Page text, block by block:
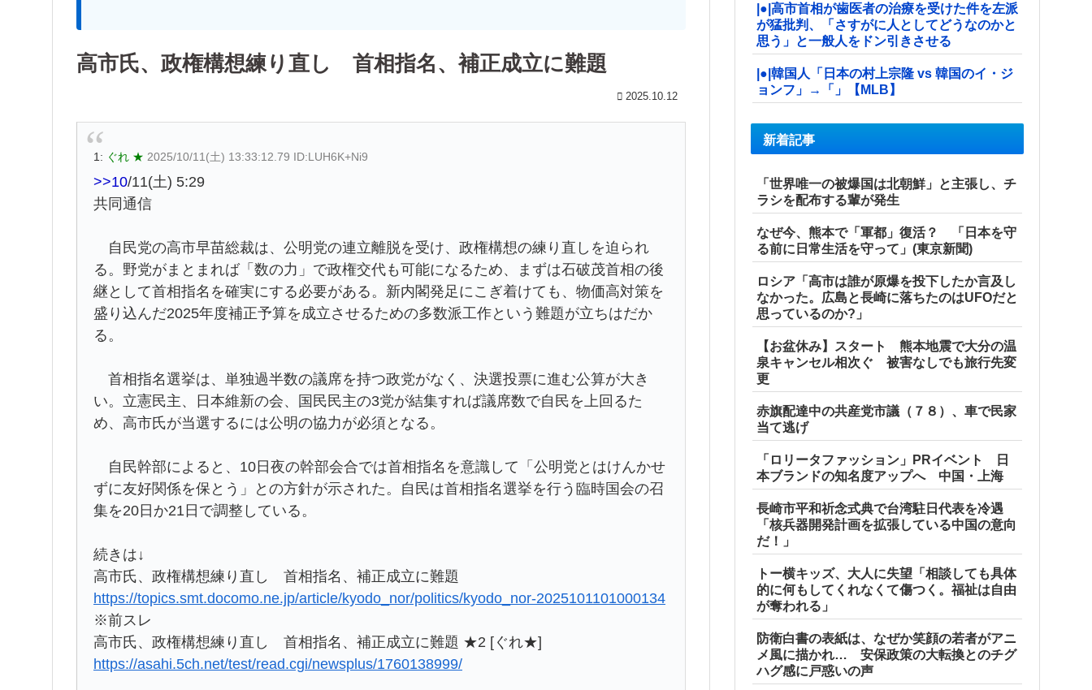
高市氏、政権構想練り直し 首相指名、補正成立に難題
2025.10.12
1: ぐれ ★ 2025/10/11(土) 13:33:12.79 ID:LUH6K+Ni9
>>10/11(土) 5:29
共同通信
自民党の高市早苗総裁は、公明党の連立離脱を受け、政権構想の練り直しを迫られ
る。野党がまとまれば「数の力」で政権交代も可能になるため、まずは石破茂首相の後
継として首相指名を確実にする必要がある。新内閣発足にこぎ着けても、物価高対策を
盛り込んだ2025年度補正予算を成立させるための多数派工作という難題が立ちはだか
る。
首相指名選挙は、単独過半数の議席を持つ政党がなく、決選投票に進む公算が大き
い。立憲民主、日本維新の会、国民民主の3党が結集すれば議席数で自民を上回るた
め、高市氏が当選するには公明の協力が必須となる。
自民幹部によると、10日夜の幹部会合では首相指名を意識して「公明党とはけんかせ
ずに友好関係を保とう」との方針が示された。自民は首相指名選挙を行う臨時国会の召
集を20日か21日で調整している。
続きは↓
高市氏、政権構想練り直し 首相指名、補正成立に難題
https://topics.smt.docomo.ne.jp/article/kyodo_nor/politics/kyodo_nor-2025101101000134
※前スレ
高市氏、政権構想練り直し 首相指名、補正成立に難題 ★2 [ぐれ★]
https://asahi.5ch.net/test/read.cgi/newsplus/1760138999/
|●|高市首相が歯医者の治療を受けた件を左派
が猛批判、「さすがに人としてどうなのかと
思う」と一般人をドン引きさせる
|●|韓国人「日本の村上宗隆 vs 韓国のイ・ジ
ョンフ」→「」【MLB】
新着記事
「世界唯一の被爆国は北朝鮮」と主張し、チ
ラシを配布する輩が発生
なぜ今、熊本で「軍都」復活？ 「日本を守
る前に日常生活を守って」(東京新聞)
ロシア「高市は誰が原爆を投下したか言及し
なかった。広島と長崎に落ちたのはUFOだと
思っているのか?」
【お盆休み】スタート 熊本地震で大分の温
泉キャンセル相次ぐ 被害なしでも旅行先変
更
赤旗配達中の共産党市議（７８）、車で民家
当て逃げ
「ロリータファッション」PRイベント 日
本ブランドの知名度アップへ 中国・上海
長崎市平和祈念式典で台湾駐日代表を冷遇
「核兵器開発計画を拡張している中国の意向
だ！」
トー横キッズ、大人に失望「相談しても具体
的に何もしてくれなくて傷つく。福祉は自由
が奪われる」
防衛白書の表紙は、なぜか笑顔の若者がアニ
メ風に描かれ… 安保政策の大転換とのチグ
ハグ感に戸惑いの声